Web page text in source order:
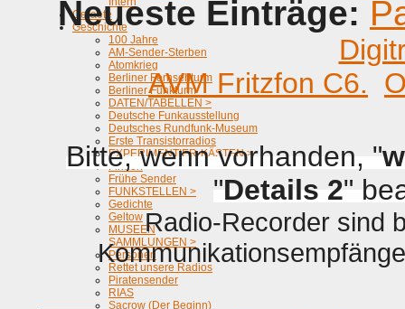
Geraete
Geschichte
100 Jahre
AM-Sender-Sterben
Atomkrieg
Berliner Fernsehturm
Berliner Funkturm
DATEN/TABELLEN >
Deutsche Funkausstellung
Deutsches Rundfunk-Museum
Erste Transistorradios
EXPERIMENTIER-KÄSTEN >
Firmen
Frühe Sender
FUNKSTELLEN >
Gedichte
Geltow
MUSEEN
SAMMLUNGEN >
Personen
Rettet unsere Radios
Piratensender
RIAS
Sacrow (Der Beginn)
Neueste Einträge:
AVM Fritzfon C6.
Bitte, wenn vorhanden, "
"Details 2"
Radio-Recorder sind